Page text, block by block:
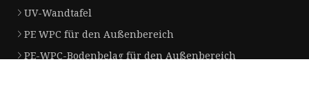
UV-Wandtafel
PE WPC für den Außenbereich
PE-WPC-Bodenbelag für den Außenbereich